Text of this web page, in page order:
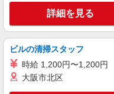
+゜ 入社祝い
頂くと, イ
い・週払
+゜・。○
愛知
キープ
紹介予定派遣
詳細を見る
ビルの清掃スタッフ
時給 1,200円〜1,200円
大阪市北区